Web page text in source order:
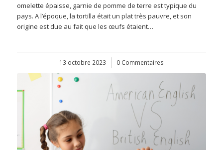
omelette épaisse, garnie de pomme de terre est typique du
pays. A l’époque, la tortilla était un plat très pauvre, et son
origine est due au fait que les œufs étaient…
13 octobre 2023
/ 0 Commentaires